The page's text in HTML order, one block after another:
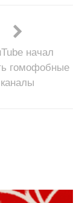
начал
гомофобные
каналы